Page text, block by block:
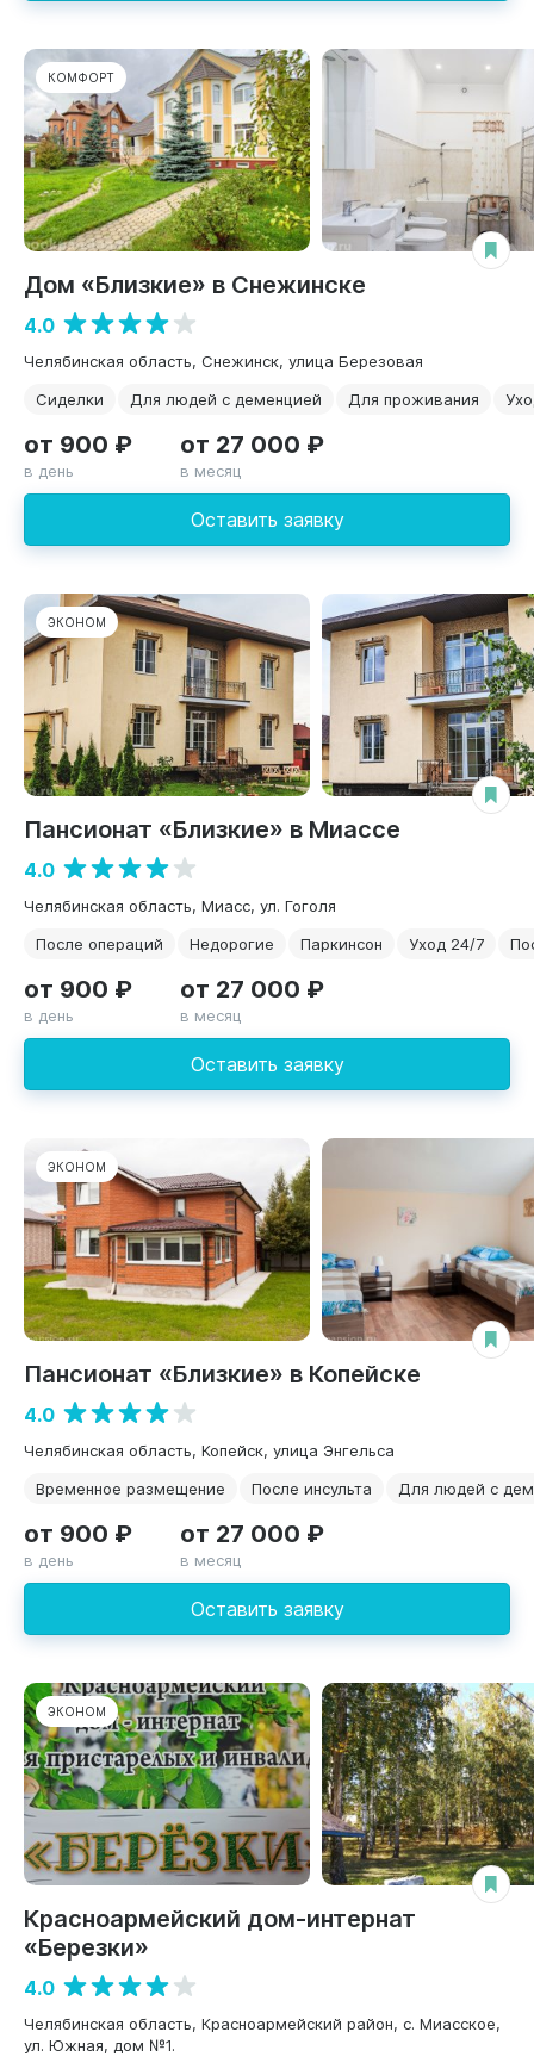
КОМФОРТ
Дом «Близкие» в Снежинске
4.0
Челябинская область, Снежинск, улица Березовая
Сиделки
Для людей с деменцией Для проживания
Оставить заявку
от 900 ₽
в день
от 27 000 ₽
в месяц
ЭКОНОМ
Пансионат «Близкие» в Миассе
4.0
Челябинская область, Миасс, ул. Гоголя
После операций
Недорогие Паркинсон Уход 24/7
Оставить заявку
от 900 ₽
в день
от 27 000 ₽
в месяц
ЭКОНОМ
Пансионат «Близкие» в Копейске
4.0
Челябинская область, Копейск, улица Энгельса
Временное размещение
После инсульта Для людей с
Оставить заявку
от 900 ₽
в день
от 27 000 ₽
в месяц
ЭКОНОМ
Красноармейский дом-интернат
«Березки»
4.0
Челябинская область, Красноармейский район, с. Миасское,
ул. Южная, дом №1.